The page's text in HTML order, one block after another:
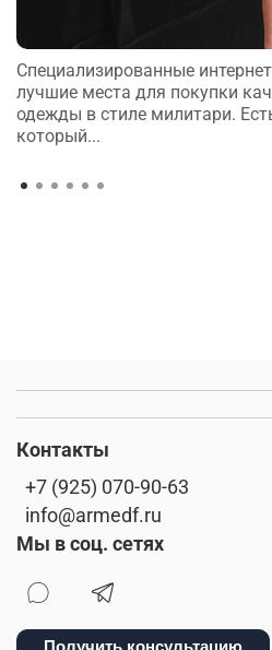
Специализированные
лучшие места для покупки
одежды в стиле милитари.
который...
Контакты
+7 (925) 070-90-63
info@armedf.ru
Мы в соц. сетях
Получить консультацию